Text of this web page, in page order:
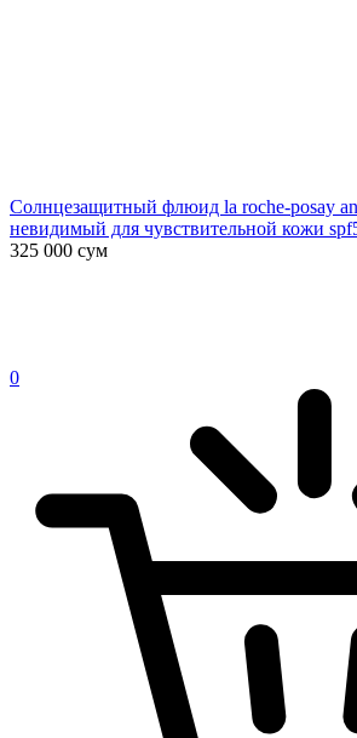
Солнцезащитный флюид la roche-posay
невидимый для чувствительной кожи
325 000 сум
0